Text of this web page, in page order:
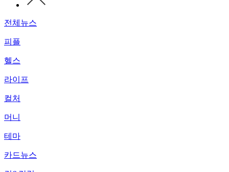
전체뉴스
피플
헬스
라이프
컬처
머니
테마
카드뉴스